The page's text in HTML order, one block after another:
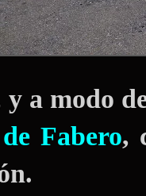
y a modo
Fabero,